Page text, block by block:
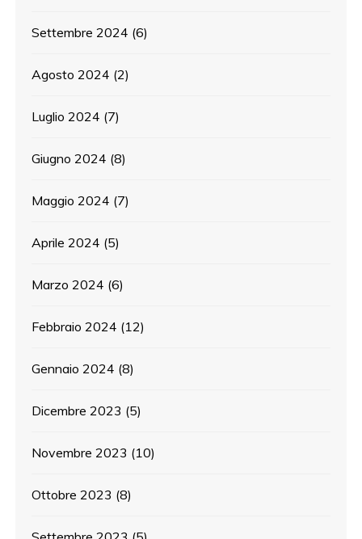
Settembre 2024 (6)
Agosto 2024 (2)
Luglio 2024 (7)
Giugno 2024 (8)
Maggio 2024 (7)
Aprile 2024 (5)
Marzo 2024 (6)
Febbraio 2024 (12)
Gennaio 2024 (8)
Dicembre 2023 (5)
Novembre 2023 (10)
Ottobre 2023 (8)